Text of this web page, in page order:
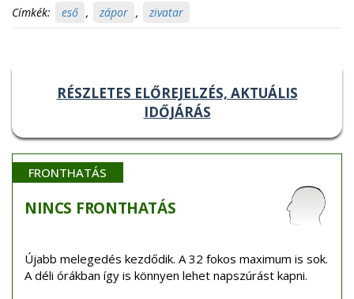
Címkék: eső , zápor , zivatar
RÉSZLETES ELŐREJELZÉS, AKTUÁLIS
IDŐJÁRÁS
FRONTHATÁS
NINCS FRONTHATÁS
Újabb melegedés kezdődik. A 32 fokos maximum is sok.
A déli órákban így is könnyen lehet napszúrást kapni.